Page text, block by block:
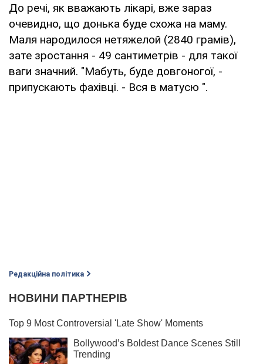
До речі, як вважають лікарі, вже зараз
очевидно, що донька буде схожа на маму.
Маля народилося нетяжелой (2840 грамів),
зате зростання - 49 сантиметрів - для такої
ваги значний. "Мабуть, буде довгоногої, -
припускають фахівці. - Вся в матусю ".
Редакційна політика